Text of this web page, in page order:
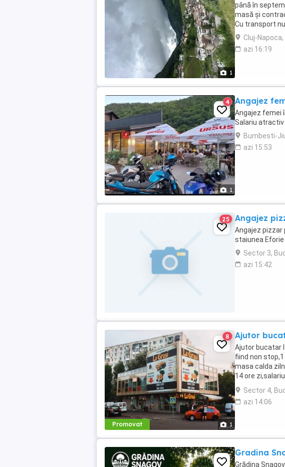
1
până în
masă și
Cu transport
Cluj-Napoca,
azi 16:19
1
4 Angajez
Angajez femei
Salariu atractiv
Bumbesti-
azi 15:53
25 Angajez
Angajez
staiunea Eforie
Sector 3,
azi 15:42
Promovat 1
8 Ajutor
Ajutor bucatar
fiind non
masa calda
14 ore
lunar,va
Sector 4,
azi 14:06
Gradina
Grădina